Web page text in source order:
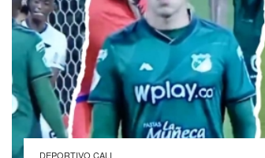
DEPORTIVO CALI